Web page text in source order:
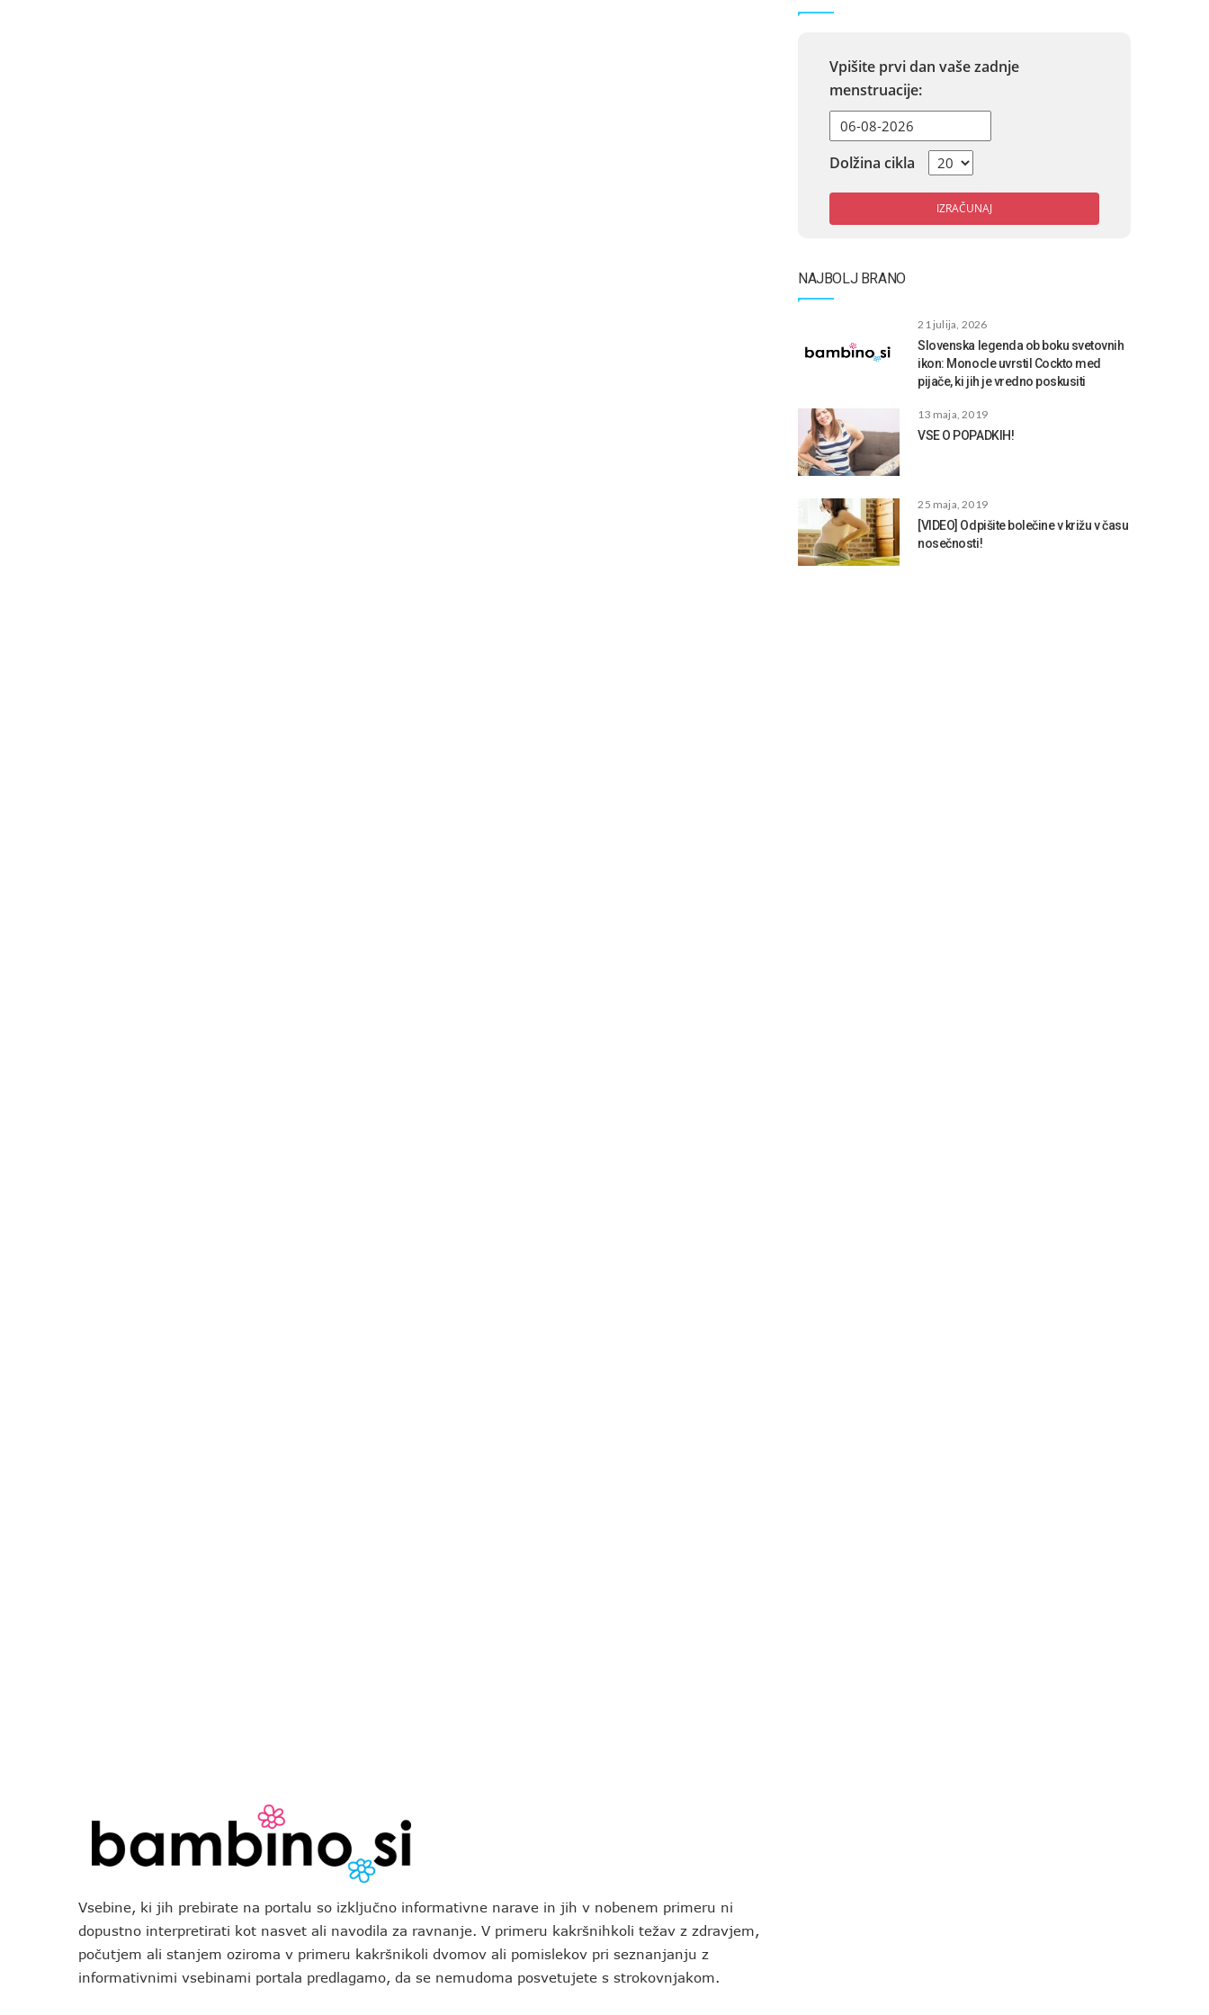
Vpišite prvi dan vaše zadnje
menstruacije:
Dolžina cikla
IZRAČUNAJ
NAJBOLJ BRANO
21 julija, 2026
Slovenska legenda ob boku svetovnih
ikon: Monocle uvrstil Cockto med
pijače, ki jih je vredno poskusiti
13 maja, 2019
VSE O POPADKIH!
25 maja, 2019
[VIDEO] Odpišite bolečine v križu v času
nosečnosti!
Vsebine, ki jih prebirate na portalu so izključno informativne narave in jih v nobenem primeru ni
dopustno interpretirati kot nasvet ali navodila za ravnanje. V primeru kakršnihkoli težav z zdravjem,
počutjem ali stanjem oziroma v primeru kakršnikoli dvomov ali pomislekov pri seznanjanju z
informativnimi vsebinami portala predlagamo, da se nemudoma posvetujete s strokovnjakom.